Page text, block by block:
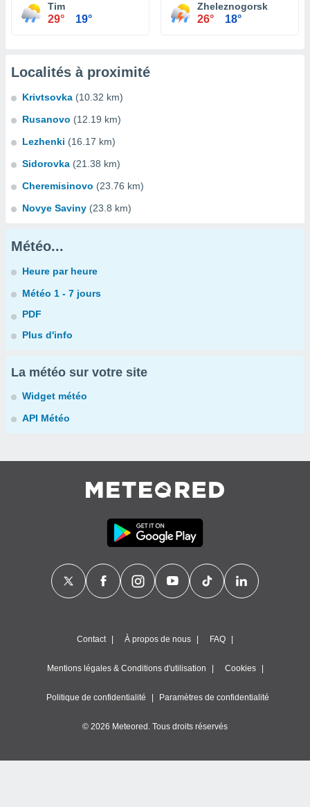
Tim
29° 19°
Zheleznogorsk
26° 18°
Localités à proximité
Krivtsovka (10.32 km)
Rusanovo (12.19 km)
Lezhenki (16.17 km)
Sidorovka (21.38 km)
Cheremisinovo (23.76 km)
Novye Saviny (23.8 km)
Météo...
Heure par heure
Météo 1 - 7 jours
PDF
Plus d'info
La météo sur votre site
Widget météo
API Météo
Contact À propos de nous FAQ
Mentions légales & Conditions d'utilisation Cookies
Politique de confidentialité Paramètres de confidentialité
© 2026 Meteored. Tous droits réservés